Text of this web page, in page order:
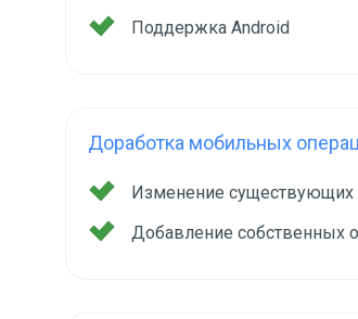
Поддержка Android
Доработка мобильных
Изменение
Добавление собственных